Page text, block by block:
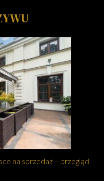
na sprzedaż – przegląd